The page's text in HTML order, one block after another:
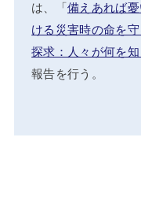
は、「備えあれば
ける災害時の命を
探求：人々が何を
報告を行う。